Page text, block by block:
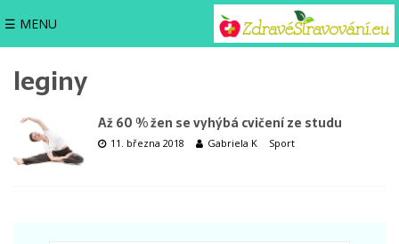
☰ MENU
leginy
Až 60 % žen se vyhýbá cvičení ze studu
11. března 2018 Gabriela K Sport